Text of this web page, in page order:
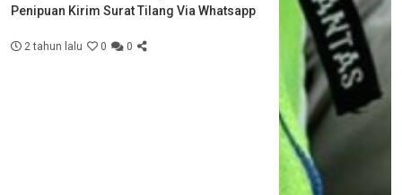
Penipuan Kirim Surat Tilang Via Whatsapp
2 tahun lalu 0 0